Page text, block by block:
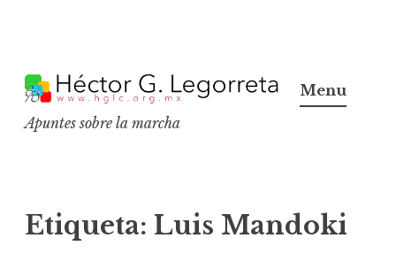
k
p
c
o
Apuntes sobre la marcha
Menu
Etiqueta: Luis Mandoki